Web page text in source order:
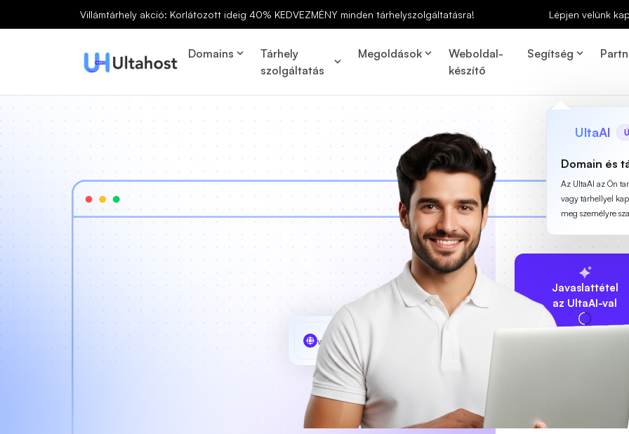
Villámtárhely akció: Korlátozott ideig 40% KEDVEZMÉNY minden tárhelyszolgáltatásra! Lépjen velünk
Domains
Tárhely
szolgáltatás
Megoldások
Weboldal-
készítő
Segítség
UltaAI
Domain és
Az UltaAI az Ön
vagy tárhellyel
meg személyre
Javaslattétel
az UltaAI-val
www MyCafe